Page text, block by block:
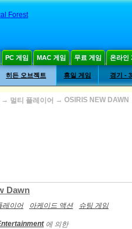
Forest
PC 게임 MAC 게임 무료 게임 온라인
히든 오브젝트 휴일 게임 경기 -
→ 멀티 플레이어 → OSIRIS NEW DAWN
Dawn
레이어 아케이드 액션 슈팅 게임
에 의한